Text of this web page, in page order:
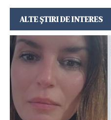
ALTE ȘTIRI DE INTERES